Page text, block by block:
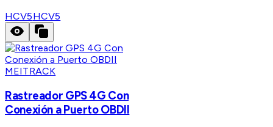
HCV5HCV5
MEITRACK
Rastreador GPS 4G Con
Conexión a Puerto OBDII